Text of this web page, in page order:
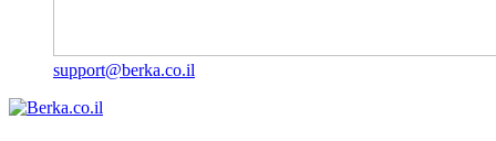
support@berka.co.il